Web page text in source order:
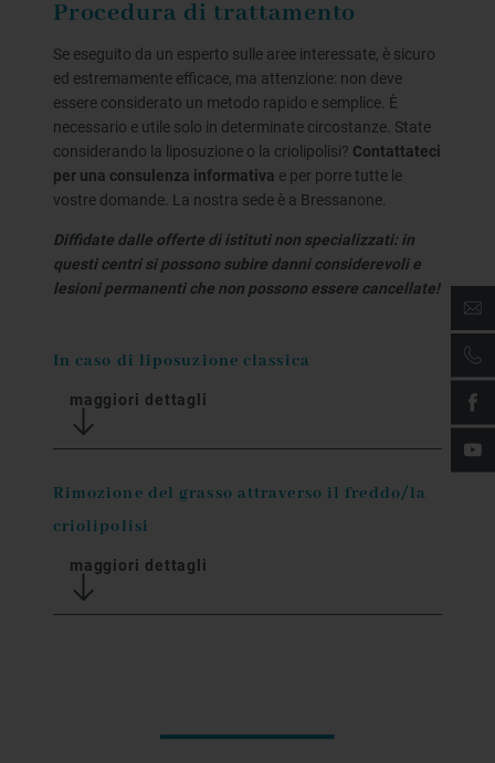
Procedura di trattamento
Se eseguito da un esperto sulle aree interessate, è sicuro
ed estremamente efficace, ma attenzione: non deve
essere considerato un metodo rapido e semplice. È
necessario e utile solo in determinate circostanze. State
considerando la liposuzione o la criolipolisi? Contattateci
per una consulenza informativa e per porre tutte le
vostre domande. La nostra sede è a Bressanone.
Diffidate dalle offerte di istituti non specializzati: in
questi centri si possono subire danni considerevoli e
lesioni permanenti che non possono essere cancellate!
In caso di liposuzione classica
maggiori dettagli
Rimozione del grasso attraverso il freddo/la
criolipolisi
maggiori dettagli